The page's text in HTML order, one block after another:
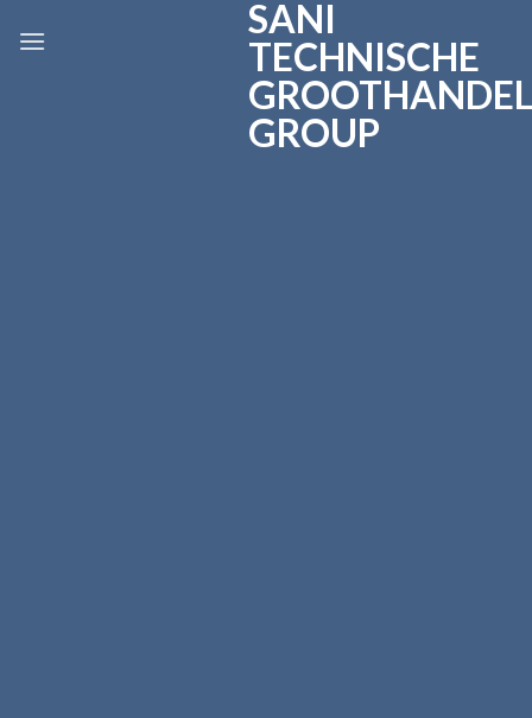
SANI
TECHNISCHE
GROOTHANDEL
GROUP